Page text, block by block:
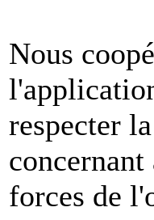
Nous
respecter
concernant
forces de